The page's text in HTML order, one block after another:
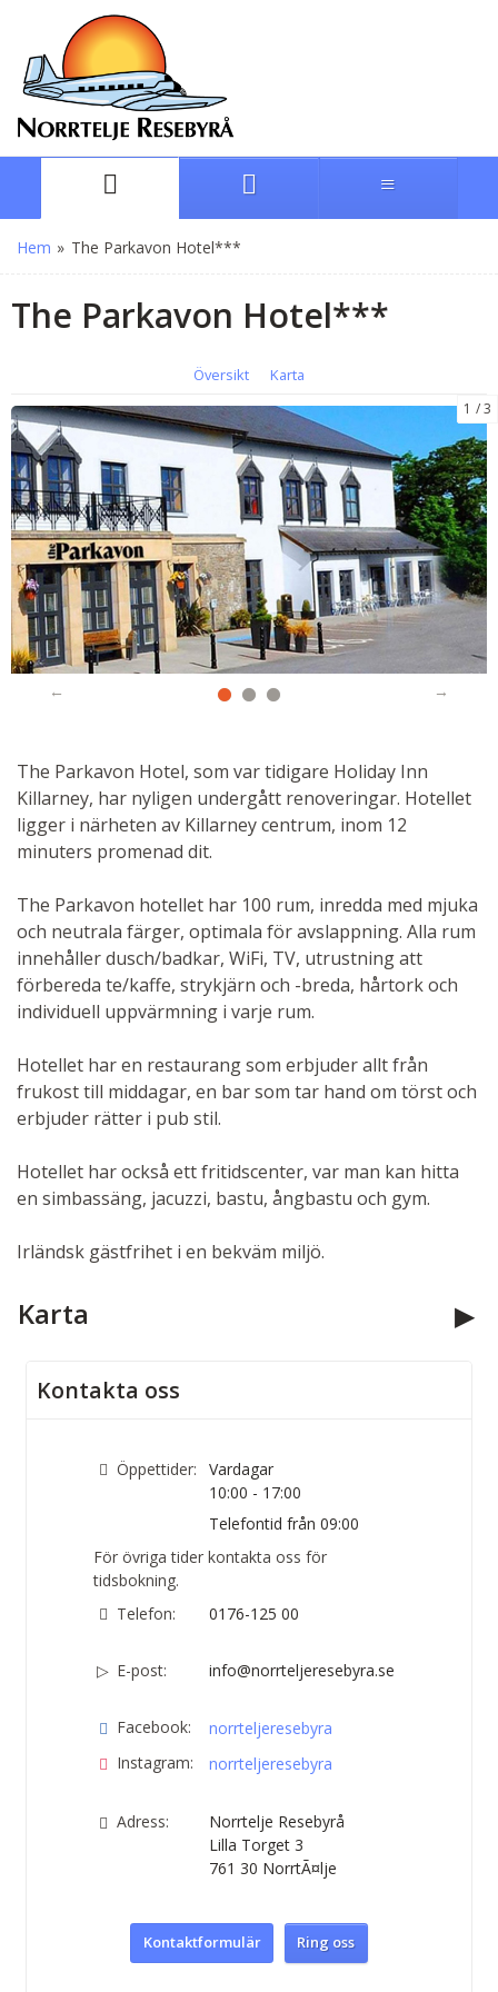
Hem » The Parkavon Hotel***
The Parkavon Hotel***
Översikt Karta
1 3
The Parkavon Hotel, som var tidigare Holiday Inn
Killarney, har nyligen undergått renoveringar. Hotellet
ligger i närheten av Killarney centrum, inom 12
minuters promenad dit.
The Parkavon hotellet har 100 rum, inredda med mjuka
och neutrala färger, optimala för avslappning. Alla rum
innehåller dusch/badkar, WiFi, TV, utrustning att
förbereda te/kaffe, strykjärn och -breda, hårtork och
individuell uppvärmning i varje rum.
Hotellet har en restaurang som erbjuder allt från
frukost till middagar, en bar som tar hand om törst och
erbjuder rätter i pub stil.
Hotellet har också ett fritidscenter, var man kan hitta
en simbassäng, jacuzzi, bastu, ångbastu och gym.
Irländsk gästfrihet i en bekväm miljö.
Karta
Kontakta oss
Öppettider:
Vardagar
10:00 - 17:00
Telefontid från 09:00
För övriga tider kontakta oss för
tidsbokning.
Telefon:
0176-125 00
E-post: info@norrteljeresebyra.se
Facebook:
norrteljeresebyra
Instagram:
norrteljeresebyra
Adress:
Norrtelje Resebyrå
Lilla Torget 3
761 30 NorrtÃ¤lje
Kontaktformulär Ring oss